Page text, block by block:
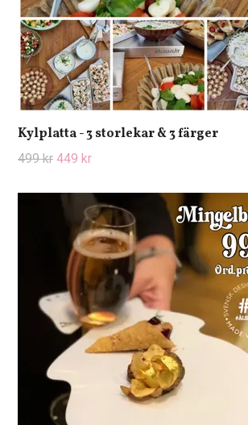
Kylplatta - 3 storlekar & 3 färger
499 kr 449 kr